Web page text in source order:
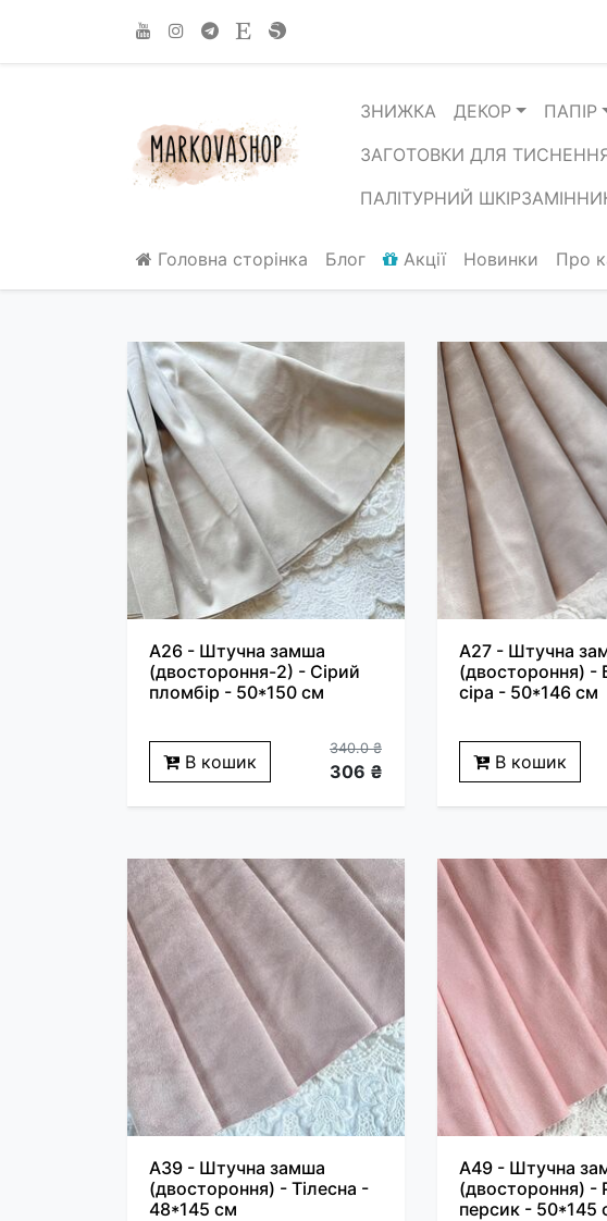
ЗНИЖКА ДЕКОР ПАПІР
ЗАГОТОВКИ ДЛЯ
ПАЛІТУРНИЙ
Головна сторінка Блог Акції Новинки Про
A26 - Штучна замша
(двостороння-2) - Сірий
пломбір - 50*150 см
В кошик
340.0 ₴
306 ₴
A27 - Штучна
(двостороння) -
сіра - 50*146 см
В кошик
A39 - Штучна замша
(двостороння) - Тілесна -
48*145 см
A49 - Штучна
(двостороння) -
персик - 50*145